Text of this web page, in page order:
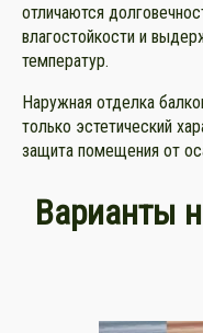
отличаются
влагостойкости и
температур.
Наружная отделка
только эстетический
защита помещения от
Варианты